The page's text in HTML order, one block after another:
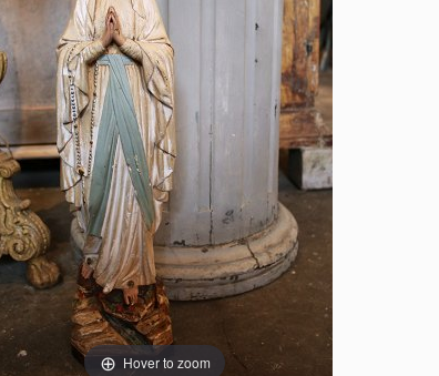
Hover to zoom